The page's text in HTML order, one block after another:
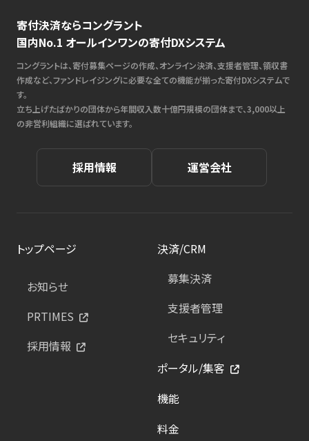
寄付決済ならコングラント
国内No.1 オールインワンの寄付DXシステム
コングラントは、寄付募集ページの作成、オンライン決済、支援者管理、領収書
作成など、ファンドレイジングに必要な全ての機能が揃った寄付DXシステムで
す。
立ち上げたばかりの団体から年間収入数十億円規模の団体まで、3,000以上
の非営利組織に選ばれています。
採用情報 運営会社
トップページ
お知らせ
PRTIMES
採用情報
決済/CRM
募集決済
支援者管理
セキュリティ
ポータル/集客
機能
料金